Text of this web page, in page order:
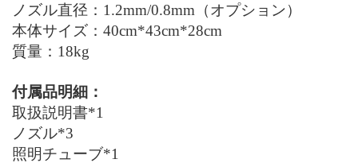
ノズル直径：1.2mm/0.8mm（オプション）
本体サイズ：40cm*43cm*28cm
質量： 18kg
付属品明細：
取扱説明書*1
ノズル*3
照明チューブ*1